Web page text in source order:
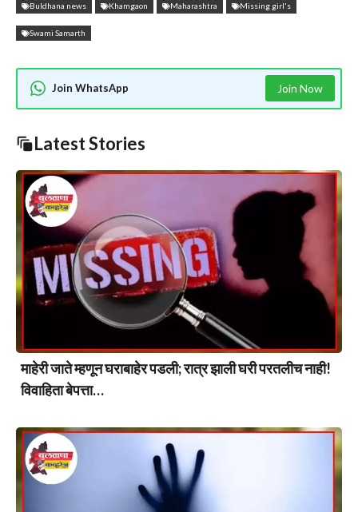
Buldhana news Khamgaon Maharashtra Missing girl's
Swami Samarth
Join WhatsApp Join Now
Latest Stories
माहेरी जाते म्हणून घराबाहेर पडली; रात्र झाली घरी परतलीच नाही!
विवाहिता बेपत्ता…